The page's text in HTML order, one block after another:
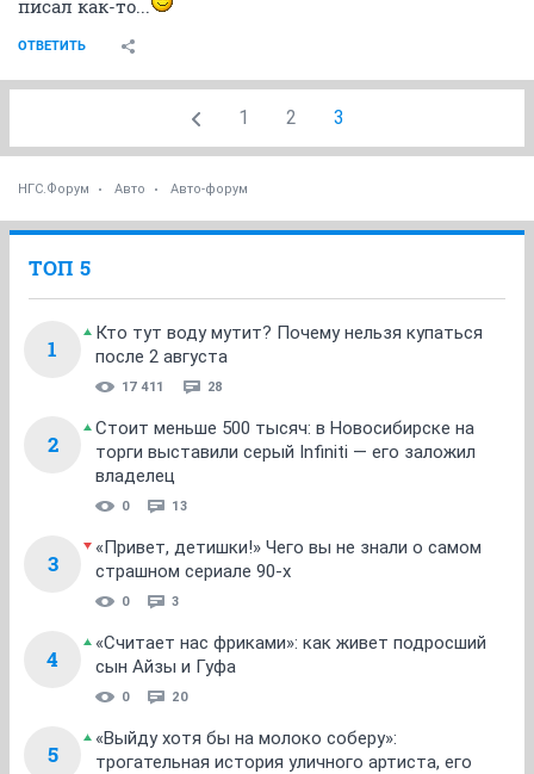
писал как-то...
ОТВЕТИТЬ
1 2 3
НГС.Форум Авто Авто-форум
ТОП 5
1
Кто тут воду мутит? Почему нельзя купаться
после 2 августа
17 411 28
2
Стоит меньше 500 тысяч: в Новосибирске на
торги выставили серый Infiniti — его заложил
владелец
0 13
3
«Привет, детишки!» Чего вы не знали о самом
страшном сериале 90-х
0 3
4
«Считает нас фриками»: как живет подросший
сын Айзы и Гуфа
0 20
5
«Выйду хотя бы на молоко соберу»:
трогательная история уличного артиста, его